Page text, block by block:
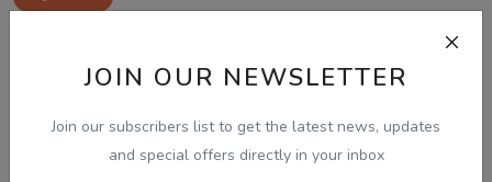
JOIN OUR NEWSLETTER
Join our subscribers list to get the latest news, updates
and special offers directly in your inbox
Riddles & Com...